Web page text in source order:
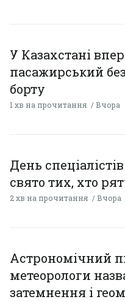
У Казахстані
пасажирський
борту
1 хв на прочитання Вчора
День
свято тих, хто
2 хв на прочитання Вчора
Астрономічний
метеорологи
затемнення і